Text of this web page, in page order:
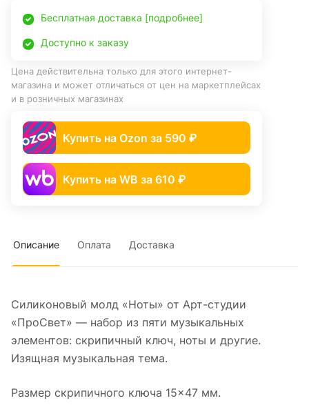
Бесплатная доставка [подробнее]
Доступно к заказу
Цена действительна только для этого интернет-
магазина и может отличаться от цен на маркетплейсах
и в розничных магазинах
Купить на Ozon за 590 ₽
Купить на WB за 610 ₽
Описание Оплата Доставка
Силиконовый молд «Ноты» от Арт-студии
«ПроСвет» — набор из пяти музыкальных
элементов: скрипичный ключ, ноты и другие.
Изящная музыкальная тема.
Размер скрипичного ключа 15×47 мм.